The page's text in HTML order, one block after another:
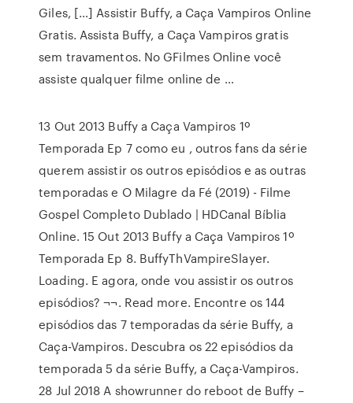
Giles, […] Assistir Buffy, a Caça Vampiros Online
Gratis. Assista Buffy, a Caça Vampiros gratis
sem travamentos. No GFilmes Online você
assiste qualquer filme online de …
13 Out 2013 Buffy a Caça Vampiros 1º
Temporada Ep 7 como eu , outros fans da série
querem assistir os outros episódios e as outras
temporadas e O Milagre da Fé (2019) - Filme
Gospel Completo Dublado | HDCanal Bíblia
Online. 15 Out 2013 Buffy a Caça Vampiros 1º
Temporada Ep 8. BuffyThVampireSlayer.
Loading. E agora, onde vou assistir os outros
episódios? ¬¬. Read more. Encontre os 144
episódios das 7 temporadas da série Buffy, a
Caça-Vampiros. Descubra os 22 episódios da
temporada 5 da série Buffy, a Caça-Vampiros.
28 Jul 2018 A showrunner do reboot de Buffy –